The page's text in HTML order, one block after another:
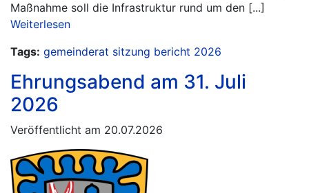
Maßnahme soll die Infrastruktur rund um den [...]
Weiterlesen
Tags: gemeinderat sitzung bericht 2026
Ehrungsabend am 31. Juli
2026
Veröffentlicht am 20.07.2026